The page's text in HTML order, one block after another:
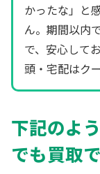
かったな」と
ん。期間以内
で、安心して
頭・宅配はク
下記のよ
でも買取